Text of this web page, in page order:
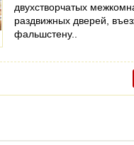
двухстворчатых
раздвижных дверей,
фальшстену..